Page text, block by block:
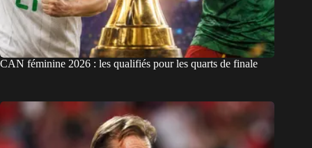
CAN féminine 2026 : les qualifiés pour les quarts de finale